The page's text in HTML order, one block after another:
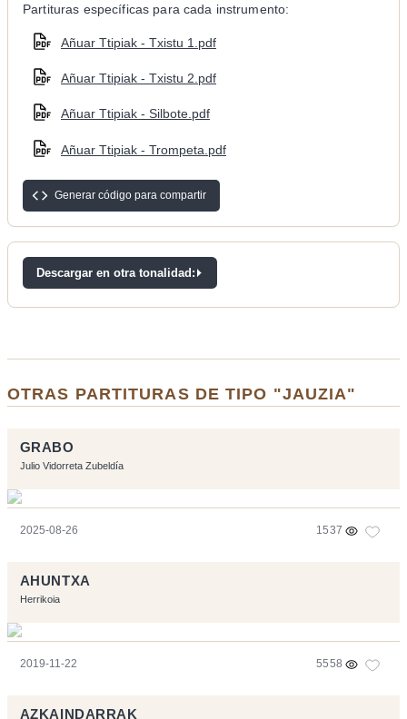
Partituras específicas para cada instrumento:
Añuar Ttipiak - Txistu 1.pdf
Añuar Ttipiak - Txistu 2.pdf
Añuar Ttipiak - Silbote.pdf
Añuar Ttipiak - Trompeta.pdf
Generar código para compartir
Descargar en otra tonalidad:
OTRAS PARTITURAS DE TIPO "JAUZIA"
GRABO
Julio Vidorreta Zubeldía
2025-08-26 1537
AHUNTXA
Herrikoia
2019-11-22 5558
AZKAINDARRAK